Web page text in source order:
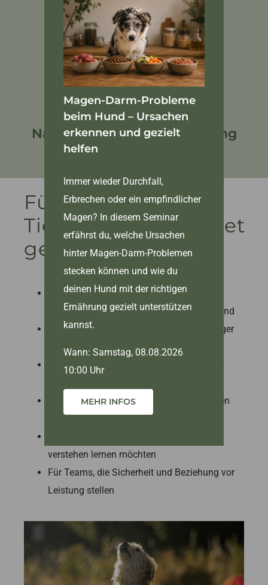
Soziale Orientierung ohne
Überforderung
Nachhaltige Alltagsbegleitung
Für wen ist das
Tierschutzhundpaket
geeignet?
Für Hunde aus dem In- oder
Auslandstierschutz, die neu eingezogen sind
Für Hunde mit unbekannter oder schwieriger
Vorgeschichte
Für unsichere, vorsichtige, ängstliche oder
Für Hunde, die Zeit brauchen, um Vertrauen
und Orientierung aufzubauen
verstehen lernen möchten
Für Teams, die Sicherheit und Beziehung vor
Leistung stellen
Magen-Darm-Probleme
beim Hund – Ursachen
erkennen und gezielt
helfen
Immer wieder Durchfall,
Erbrechen oder ein empfindlicher
Magen? In diesem Seminar
erfährst du, welche Ursachen
hinter Magen-Darm-Problemen
stecken können und wie du
deinen Hund mit der richtigen
Ernährung gezielt unterstützen
kannst.
Wann: Samstag, 08.08.2026
10:00 Uhr
MEHR INFOS